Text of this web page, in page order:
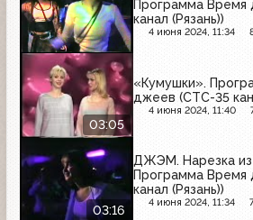
Программа
канал (Рязань))
4 июня 2024, 11:34
03:05
«Кумушки».
джеев (СТС-35
4 июня 2024, 11:40
03:16
ДЖЭМ. Нарезка из
Программа
канал (Рязань))
4 июня 2024, 11:34